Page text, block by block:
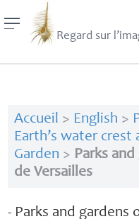
Regard sur
Accueil > English >
Earth’s water crest
Garden > Parks
de Versailles
- Parks and gardens